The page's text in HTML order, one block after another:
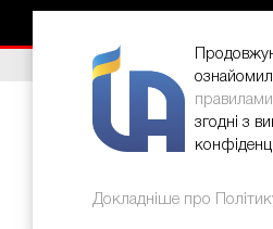
ВИБІР РЕДАКЦІЇ В
згодні з
Докладніше про